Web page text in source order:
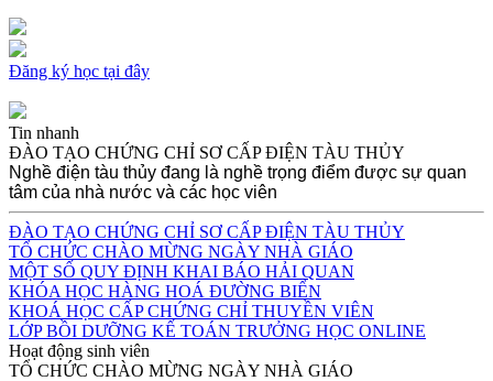
Đăng ký học tại đây
Tin nhanh
ĐÀO TẠO CHỨNG CHỈ SƠ CẤP ĐIỆN TÀU THỦY
Nghề điện tàu thủy đang là nghề trọng điểm được sự quan
tâm của nhà nước và các học viên
ĐÀO TẠO CHỨNG CHỈ SƠ CẤP ĐIỆN TÀU THỦY
TỔ CHỨC CHÀO MỪNG NGÀY NHÀ GIÁO
MỘT SỐ QUY ĐỊNH KHAI BÁO HẢI QUAN
KHÓA HỌC HÀNG HOÁ ĐƯỜNG BIỂN
KHOÁ HỌC CẤP CHỨNG CHỈ THUYỀN VIÊN
LỚP BỒI DƯỠNG KẾ TOÁN TRƯỞNG HỌC ONLINE
Hoạt động sinh viên
TỔ CHỨC CHÀO MỪNG NGÀY NHÀ GIÁO